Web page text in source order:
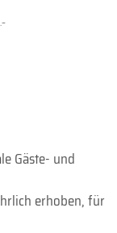
Gäste- und
erhoben, für